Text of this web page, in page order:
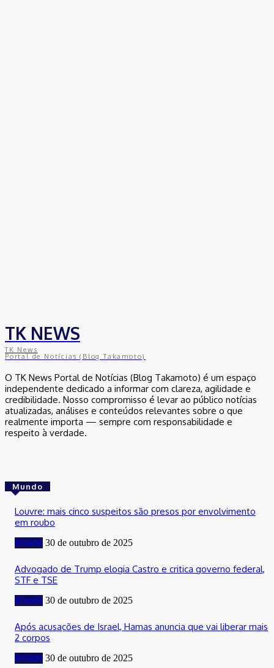
TK NEWS
TK News
Portal de Notícias (Blog Takamoto)
O TK News Portal de Notícias (Blog Takamoto) é um espaço
independente dedicado a informar com clareza, agilidade e
credibilidade. Nosso compromisso é levar ao público notícias
atualizadas, análises e conteúdos relevantes sobre o que
realmente importa — sempre com responsabilidade e
respeito à verdade.
Mundo
Louvre: mais cinco suspeitos são presos por envolvimento
em roubo
Mundo 30 de outubro de 2025
Advogado de Trump elogia Castro e critica governo federal,
STF e TSE
Mundo 30 de outubro de 2025
Após acusações de Israel, Hamas anuncia que vai liberar mais
2 corpos
Mundo 30 de outubro de 2025